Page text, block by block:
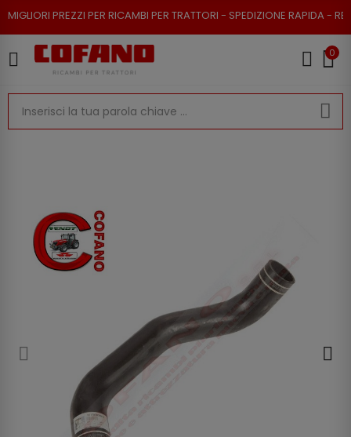
PER RICAMBI PER TRATTORI - SPEDIZIONE RAPIDA - RESO
0